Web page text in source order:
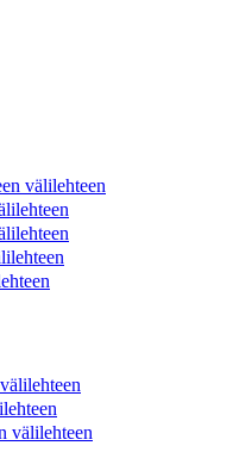
välilehteen
välilehteen